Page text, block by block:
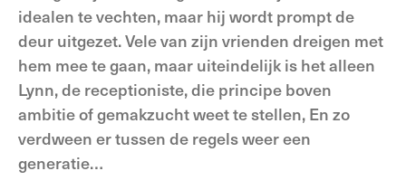
idealen te vechten, maar hij wordt prompt de
deur uitgezet. Vele van zijn vrienden dreigen met
hem mee te gaan, maar uiteindelijk is het alleen
Lynn, de receptioniste, die principe boven
ambitie of gemakzucht weet te stellen, En zo
verdween er tussen de regels weer een
generatie…